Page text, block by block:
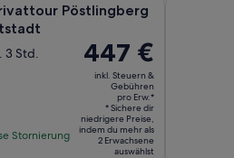
Pöstlingberg
3 Std.
Stornierung
Der
Preis
beträgt
447 €
pro
Erw.*
447 €
inkl. Steuern &
Gebühren
pro Erw.*
* Sichere dir
niedrigere Preise,
indem du mehr als
2 Erwachsene
auswählst